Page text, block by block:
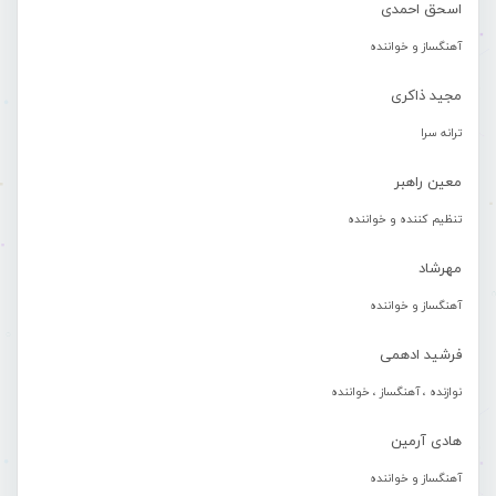
اسحق احمدی
آهنگساز و خواننده
مجید ذاکری
ترانه سرا
معین راهبر
تنظیم کننده و خواننده
مهرشاد
آهنگساز و خواننده
فرشید ادهمی
نوازنده ، آهنگساز ، خواننده
هادی آرمین
آهنگساز و خواننده